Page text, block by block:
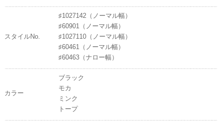
スタイルNo.
♯1027142（ノーマル幅）
♯60901（ノーマル幅）
♯1027110（ノーマル幅）
♯60461（ノーマル幅）
♯60463（ナロー幅）
カラー
ブラック
モカ
ミンク
トープ